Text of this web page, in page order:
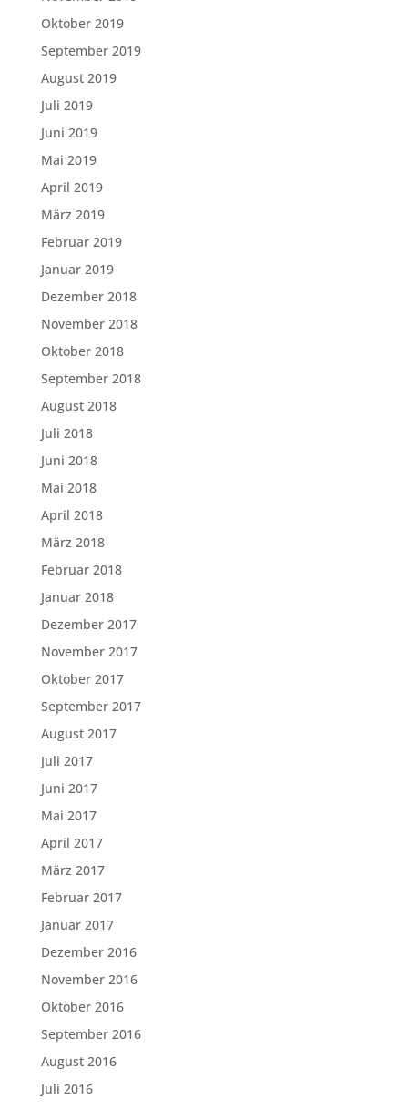
Oktober 2019
September 2019
August 2019
Juli 2019
Juni 2019
Mai 2019
April 2019
März 2019
Februar 2019
Januar 2019
Dezember 2018
November 2018
Oktober 2018
September 2018
August 2018
Juli 2018
Juni 2018
Mai 2018
April 2018
März 2018
Februar 2018
Januar 2018
Dezember 2017
November 2017
Oktober 2017
September 2017
August 2017
Juli 2017
Juni 2017
Mai 2017
April 2017
März 2017
Februar 2017
Januar 2017
Dezember 2016
November 2016
Oktober 2016
September 2016
August 2016
Juli 2016